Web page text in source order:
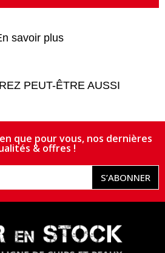
savoir plus
PEUT-ÊTRE AUSSI
que pour vous, nos dernières
& offres !
S’ABONNER